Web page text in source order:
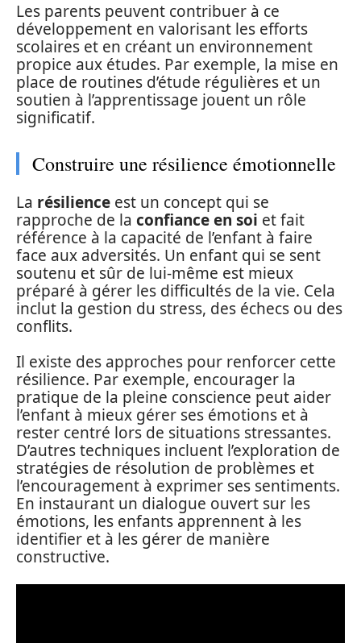
Les parents peuvent contribuer à ce
développement en valorisant les efforts
scolaires et en créant un environnement
propice aux études. Par exemple, la mise en
place de routines d’étude régulières et un
soutien à l’apprentissage jouent un rôle
significatif.
Construire une résilience émotionnelle
La résilience est un concept qui se
rapproche de la confiance en soi et fait
référence à la capacité de l’enfant à faire
face aux adversités. Un enfant qui se sent
soutenu et sûr de lui-même est mieux
préparé à gérer les difficultés de la vie. Cela
inclut la gestion du stress, des échecs ou des
conflits.
Il existe des approches pour renforcer cette
résilience. Par exemple, encourager la
pratique de la pleine conscience peut aider
l’enfant à mieux gérer ses émotions et à
rester centré lors de situations stressantes.
D’autres techniques incluent l’exploration de
stratégies de résolution de problèmes et
l’encouragement à exprimer ses sentiments.
En instaurant un dialogue ouvert sur les
émotions, les enfants apprennent à les
identifier et à les gérer de manière
constructive.